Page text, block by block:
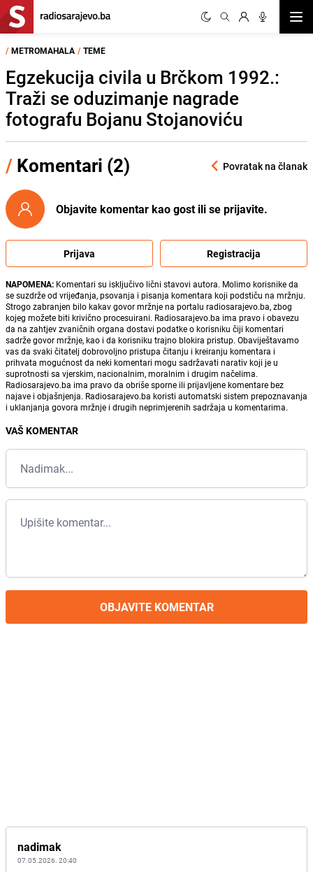
/ METROMAHALA / TEME
Egzekucija civila u Brčkom 1992.:
Traži se oduzimanje nagrade
fotografu Bojanu Stojanoviću
/ Komentari (2) Povratak na članak
Objavite komentar kao gost ili se prijavite.
Prijava Registracija
NAPOMENA: Komentari su isključivo lični stavovi autora. Molimo korisnike da
se suzdrže od vrijeđanja, psovanja i pisanja komentara koji podstiču na mržnju.
Strogo zabranjen bilo kakav govor mržnje na portalu radiosarajevo.ba, zbog
kojeg možete biti krivično procesuirani. Radiosarajevo.ba ima pravo i obavezu
da na zahtjev zvaničnih organa dostavi podatke o korisniku čiji komentari
sadrže govor mržnje, kao i da korisniku trajno blokira pristup. Obaviještavamo
vas da svaki čitatelj dobrovoljno pristupa čitanju i kreiranju komentara i
prihvata mogućnost da neki komentari mogu sadržavati narativ koji je u
suprotnosti sa vjerskim, nacionalnim, moralnim i drugim načelima.
Radiosarajevo.ba ima pravo da obriše sporne ili prijavljene komentare bez
najave i objašnjenja. Radiosarajevo.ba koristi automatski sistem prepoznavanja
i uklanjanja govora mržnje i drugih neprimjerenih sadržaja u komentarima.
VAŠ KOMENTAR
OBJAVITE KOMENTAR
nadimak
07.05.2026. 20:40